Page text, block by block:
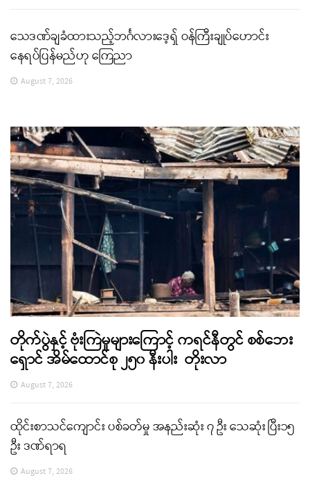
သေဒဏ်ချခံထားသည့်ဘင်္ဂလားဒေ့ရှ် ဝန်ကြီးချုပ်ဟောင်း
နေရပ်ပြန်မည်ဟု ကြေညာ
August 7, 2026
တိုက်ပွဲနှင့် ဗုံးကြဲမှုများကြောင့် ကရင်နီတွင် စစ်ဘေး
ရှောင် အိမ်ထောင်စု ၂၅၀ နီးပါး တိုးလာ
August 7, 2026
ထိုင်းစာသင်ကျောင်း ပစ်ခတ်မှု အနည်းဆုံး ၇ ဦး သေဆုံး ပြီး၁၅
ဦး ဒဏ်ရာရ
August 7, 2026